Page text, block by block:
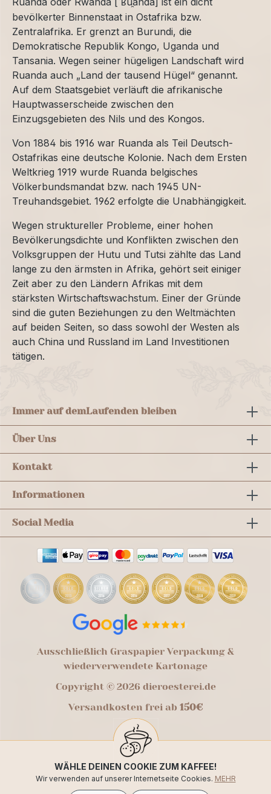
ˈʁ
bevölkerter Binnenstaat in Ostafrika bzw.
Zentralafrika. Er grenzt an Burundi, die
Demokratische Republik Kongo, Uganda und
Tansania. Wegen seiner hügeligen Landschaft wird
Ruanda auch „Land der tausend Hügel“ genannt.
Auf dem Staatsgebiet verläuft die afrikanische
Hauptwasserscheide zwischen den
Einzugsgebieten des Nils und des Kongos.
Von 1884 bis 1916 war Ruanda als Teil Deutsch-
Ostafrikas eine deutsche Kolonie. Nach dem Ersten
Weltkrieg 1919 wurde Ruanda belgisches
Völkerbundsmandat bzw. nach 1945 UN-
Treuhandsgebiet. 1962 erfolgte die Unabhängigkeit.
Wegen struktureller Probleme, einer hohen
Bevölkerungsdichte und Konflikten zwischen den
Volksgruppen der Hutu und Tutsi zählte das Land
lange zu den ärmsten in Afrika, gehört seit einiger
Zeit aber zu den Ländern Afrikas mit dem
stärksten Wirtschaftswachstum. Einer der Gründe
sind die guten Beziehungen zu den Weltmächten
auf beiden Seiten, so dass sowohl der Westen als
auch China und Russland im Land Investitionen
tätigen.
Immer auf demLaufenden bleiben
Über Uns
Kontakt
Informationen
Social Media
Ausschließlich Graspapier Verpackung &
wiederverwendete Kartonage
Copyright © 2026 dieroesterei.de
Versandkosten frei ab 150€
WÄHLE DEINEN COOKIE ZUM KAFFEE!
Wir verwenden auf unserer Internetseite Cookies. MEHR